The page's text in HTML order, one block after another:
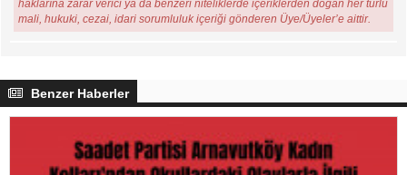
haklarına zarar verici ya da benzeri niteliklerde içeriklerden doğan her türlü
mali, hukuki, cezai, idari sorumluluk içeriği gönderen Üye/Üyeler’e aittir.
Benzer Haberler